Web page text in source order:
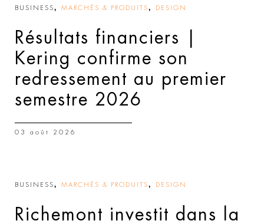
BUSINESS, MARCHÉS & PRODUITS, DESIGN
Résultats financiers |
Kering confirme son
redressement au premier
semestre 2026
03 août 2026
BUSINESS, MARCHÉS & PRODUITS, DESIGN
Richemont investit dans la